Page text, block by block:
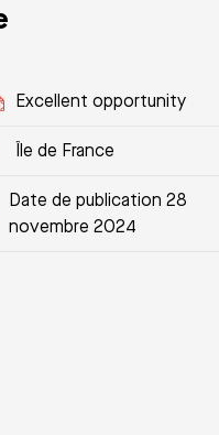
Excellent opportunity
Île de France
Date de publication 28
novembre 2024